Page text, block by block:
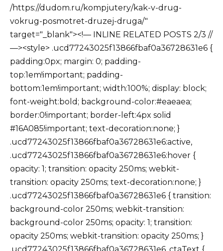
/https://dudom.ru/kompjutery/kak-v-drug-
vokrug-posmotret-druzej-druga/"
target="_blank"><!— INLINE RELATED POSTS 2/3 //
—><style> .ucd77243025f13866fbaf0a36728631e6 {
padding:0px; margin: 0; padding-
top:1em!important; padding-
bottom:1em!important; width:100%; display: block;
font-weight:bold; background-color:#eaeaea;
border:0!important; border-left:4px solid
#16A085!important; text-decoration:none; }
.ucd77243025f13866fbaf0a36728631e6:active,
.ucd77243025f13866fbaf0a36728631e6:hover {
opacity: 1; transition: opacity 250ms; webkit-
transition: opacity 250ms; text-decoration:none; }
.ucd77243025f13866fbaf0a36728631e6 { transition:
background-color 250ms; webkit-transition:
background-color 250ms; opacity: 1; transition:
opacity 250ms; webkit-transition: opacity 250ms; }